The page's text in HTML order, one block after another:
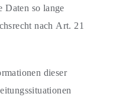
so lange
nach Art. 21
dieser